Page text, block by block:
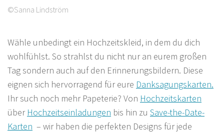
©Sanna Lindström
Wähle unbedingt ein Hochzeitskleid, in dem du dich
wohlfühlst. So strahlst du nicht nur an eurem großen
Tag sondern auch auf den Erinnerungsbildern. Diese
eignen sich hervorragend für eure Danksagungskarten.
Ihr such noch mehr Papeterie? Von Hochzeitskarten
über Hochzeitseinladungen bis hin zu Save-the-Date-
Karten – wir haben die perfekten Designs für jede